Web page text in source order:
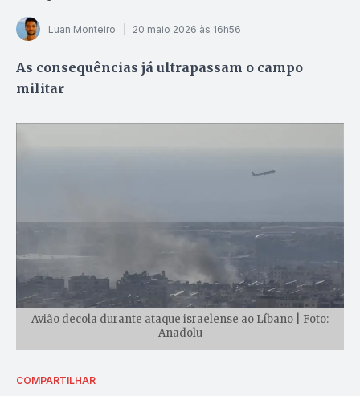
Luan Monteiro 20 maio 2026 às 16h56
As consequências já ultrapassam o campo
militar
Avião decola durante ataque israelense ao Líbano | Foto:
Anadolu
COMPARTILHAR